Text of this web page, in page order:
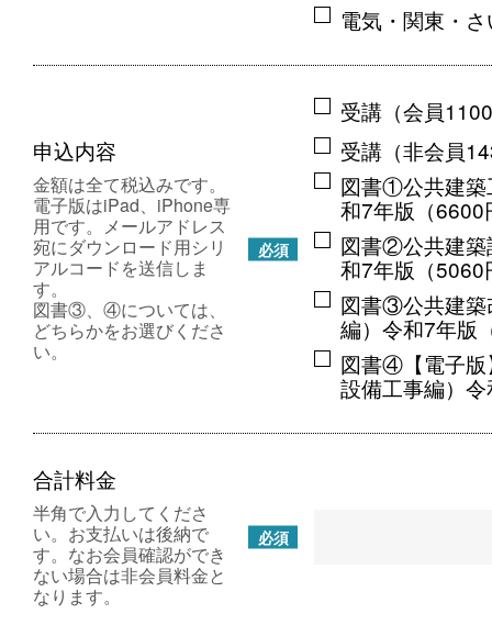
電気・関東・
申込内容
必須
金額は全て税込みです。
電子版はiPad、iPhone専
用です。メールアドレス
宛にダウンロード用シリ
アルコードを送信しま
す。
図書③、④については、
どちらかをお選びくださ
い。
受講（会員
受講（非会員
図書①公共建築
和7年版（6600
図書②公共建築
和7年版（5060
図書③公共建築
編）令和7年版
図書④【電子版
設備工事編）
合計料金
必須
半角で入力してくださ
い。お支払いは後納で
す。なお会員確認ができ
ない場合は非会員料金と
なります。